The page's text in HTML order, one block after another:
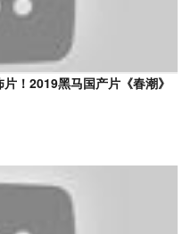
！2019黑马国产片《春潮》